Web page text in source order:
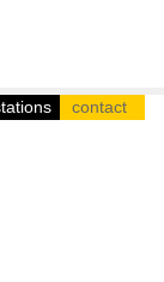
contact